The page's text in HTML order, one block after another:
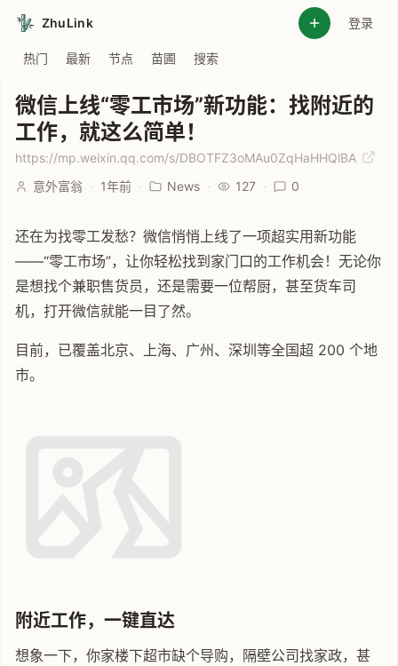
ZhuLink 登录
热门 最新 节点 苗圃 搜索
微信上线“零工市场”新功能：找附近的
工作，就这么简单！
https://mp.weixin.qq.com/s/DBOTFZ3oMAu0ZqHaHHQlBA
意外富翁 · 1年前 · News · 127 · 0
还在为找零工发愁？微信悄悄上线了一项超实用新功能
——“零工市场”，让你轻松找到家门口的工作机会！无论你
是想找个兼职售货员，还是需要一位帮厨，甚至货车司
机，打开微信就能一目了然。
目前，已覆盖北京、上海、广州、深圳等全国超 200 个地
市。
附近工作，一键直达
想象一下，你家楼下超市缺个导购，隔壁公司找家政，甚